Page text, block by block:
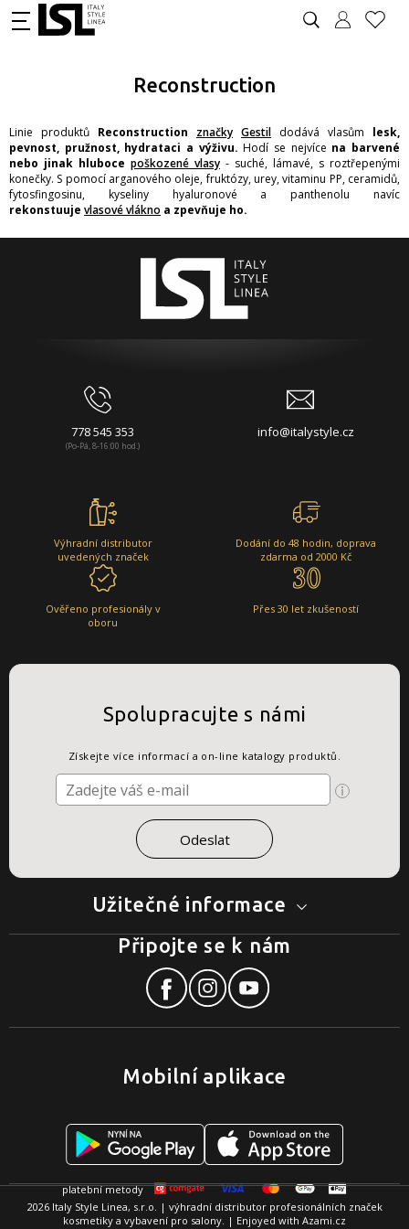
Reconstruction
Linie produktů Reconstruction značky Gestil dodává vlasům lesk,
pevnost, pružnost, hydrataci a výživu. Hodí se nejvíce na barvené
nebo jinak hluboce poškozené vlasy - suché, lámavé, s roztřepenými
konečky. S pomocí arganového oleje, fruktózy, urey, vitaminu PP, ceramidů,
fytosfingosinu, kyseliny hyaluronové a panthenolu navíc
rekonstuuje vlasové vlákno a zpevňuje ho.
778 545 353
(Po-Pá, 8-16:00 hod.)
info@italystyle.cz
Výhradní distributor
uvedených značek
Dodání do 48 hodin, doprava
zdarma od 2000 Kč
Ověřeno profesionály v
oboru
Přes 30 let zkušeností
Užitečné informace
Spolupracujte s námi
Získejte více informací a on-line katalogy produktů.
Mobilní aplikace
Připojte se k nám
2026 Italy Style Linea, s.r.o. | výhradní distributor profesionálních značek
kosmetiky a vybavení pro salony. | Enjoyed with Azami.cz